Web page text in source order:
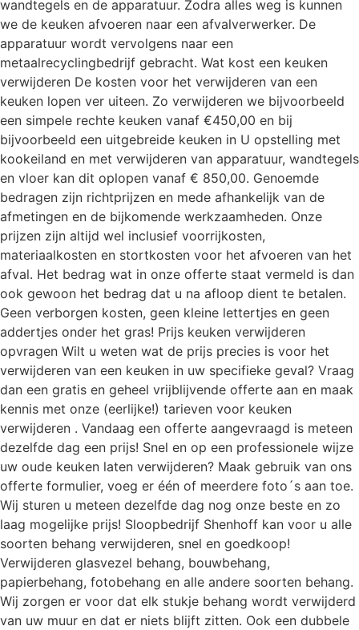
wandtegels en de apparatuur. Zodra alles weg is kunnen
we de keuken afvoeren naar een afvalverwerker. De
apparatuur wordt vervolgens naar een
metaalrecyclingbedrijf gebracht. Wat kost een keuken
verwijderen De kosten voor het verwijderen van een
keuken lopen ver uiteen. Zo verwijderen we bijvoorbeeld
een simpele rechte keuken vanaf €450,00 en bij
bijvoorbeeld een uitgebreide keuken in U opstelling met
kookeiland en met verwijderen van apparatuur, wandtegels
en vloer kan dit oplopen vanaf € 850,00. Genoemde
bedragen zijn richtprijzen en mede afhankelijk van de
afmetingen en de bijkomende werkzaamheden. Onze
prijzen zijn altijd wel inclusief voorrijkosten,
materiaalkosten en stortkosten voor het afvoeren van het
afval. Het bedrag wat in onze offerte staat vermeld is dan
ook gewoon het bedrag dat u na afloop dient te betalen.
Geen verborgen kosten, geen kleine lettertjes en geen
addertjes onder het gras! Prijs keuken verwijderen
opvragen Wilt u weten wat de prijs precies is voor het
verwijderen van een keuken in uw specifieke geval? Vraag
dan een gratis en geheel vrijblijvende offerte aan en maak
kennis met onze (eerlijke!) tarieven voor keuken
verwijderen . Vandaag een offerte aangevraagd is meteen
dezelfde dag een prijs! Snel en op een professionele wijze
uw oude keuken laten verwijderen? Maak gebruik van ons
offerte formulier, voeg er één of meerdere foto´s aan toe.
Wij sturen u meteen dezelfde dag nog onze beste en zo
laag mogelijke prijs! Sloopbedrijf Shenhoff kan voor u alle
soorten behang verwijderen, snel en goedkoop!
Verwijderen glasvezel behang, bouwbehang,
papierbehang, fotobehang en alle andere soorten behang.
Wij zorgen er voor dat elk stukje behang wordt verwijderd
van uw muur en dat er niets blijft zitten. Ook een dubbele